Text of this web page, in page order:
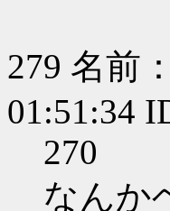
279 名前：
01:51:34
270
なんか